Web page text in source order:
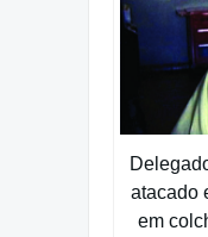
atacado
em